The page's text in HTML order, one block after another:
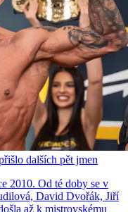
dalších pět jmen
2010. Od té doby se v
David Dvořák, Jiří
až k mistrovskému